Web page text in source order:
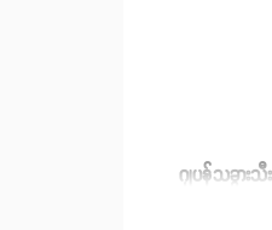
ဂျပန်သခွား